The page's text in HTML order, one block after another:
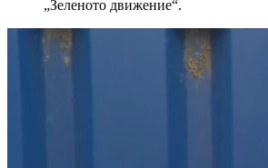
„Зеленото движение“.